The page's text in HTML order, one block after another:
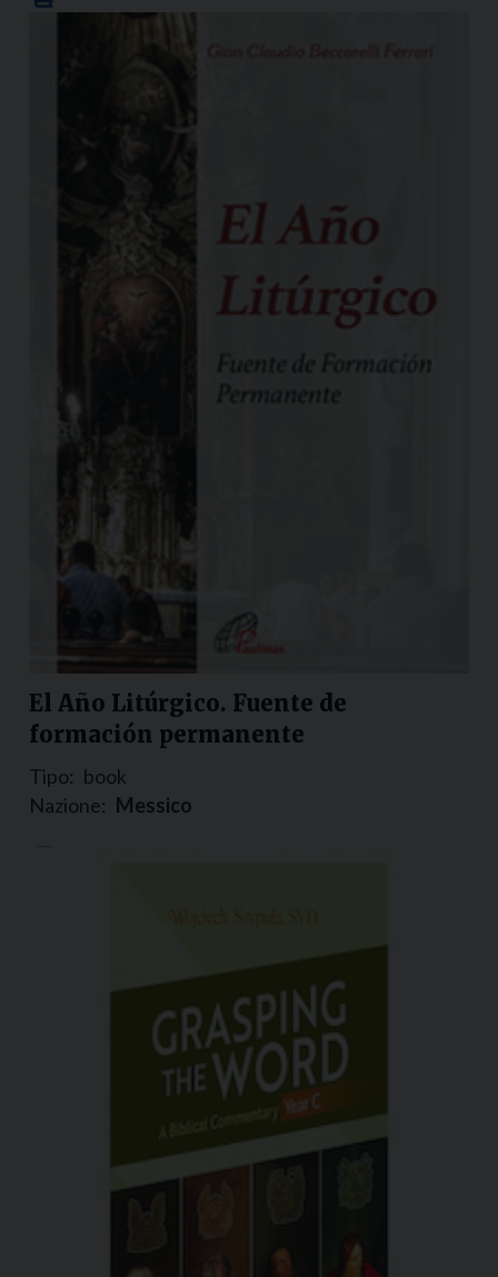
El Año Litúrgico. Fuente de
formación permanente
Tipo: book
Nazione: Messico